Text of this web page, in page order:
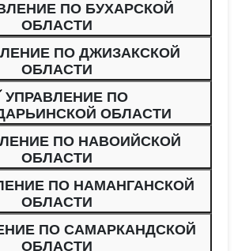
ПО БУХАРСКОЙ
ОБЛАСТИ
ПО ДЖИЗАКСКОЙ
ОБЛАСТИ
УПРАВЛЕНИЕ ПО
ОБЛАСТИ
ПО НАВОИЙСКОЙ
ОБЛАСТИ
ПО НАМАНГАНСКОЙ
ОБЛАСТИ
ПО САМАРКАНДСКОЙ
ОБЛАСТИ